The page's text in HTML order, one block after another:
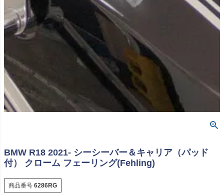
BMW R18 2021- シーシーバー＆キャリア（パッド
付） クローム フェーリング(Fehling)
商品番号 6286RG